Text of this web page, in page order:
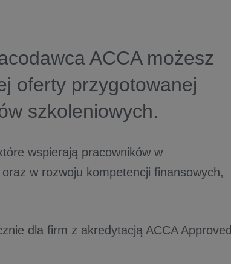
ACCA możesz
oferty przygotowanej
szkoleniowych.
wspierają pracowników w
w rozwoju kompetencji finansowych,
dla firm z akredytacją ACCA Approved